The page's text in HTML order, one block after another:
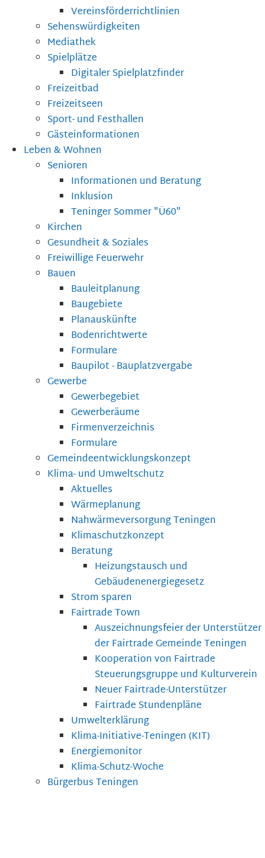
Vereinsförderrichtlinien
Sehenswürdigkeiten
Mediathek
Spielplätze
Digitaler Spielplatzfinder
Freizeitbad
Freizeitseen
Sport- und Festhallen
Gästeinformationen
Leben & Wohnen
Senioren
Informationen und Beratung
Inklusion
Teninger Sommer "Ü60"
Kirchen
Gesundheit & Soziales
Freiwillige Feuerwehr
Bauen
Bauleitplanung
Baugebiete
Planauskünfte
Bodenrichtwerte
Formulare
Baupilot - Bauplatzvergabe
Gewerbe
Gewerbegebiet
Gewerberäume
Firmenverzeichnis
Formulare
Gemeindeentwicklungskonzept
Klima- und Umweltschutz
Aktuelles
Wärmeplanung
Nahwärmeversorgung Teningen
Klimaschutzkonzept
Beratung
Heizungstausch und
Gebäudenenergiegesetz
Strom sparen
Fairtrade Town
Auszeichnungsfeier der Unterstützer
der Fairtrade Gemeinde Teningen
Kooperation von Fairtrade
Steuerungsgruppe und Kulturverein
Neuer Fairtrade-Unterstützer
Fairtrade Stundenpläne
Umwelterklärung
Klima-Initiative-Teningen (KIT)
Energiemonitor
Klima-Schutz-Woche
Bürgerbus Teningen